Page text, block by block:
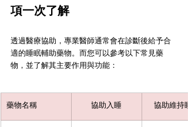
項一次了解
透過醫療協助，專業醫師通常會在診斷後給予合
適的睡眠輔助藥物。而您可以參考以下常見藥
物，並了解其主要作用與功能：
藥物名稱 協助入睡 協助維持